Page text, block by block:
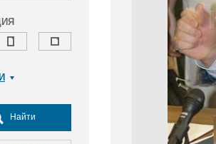
и отдых
Найти